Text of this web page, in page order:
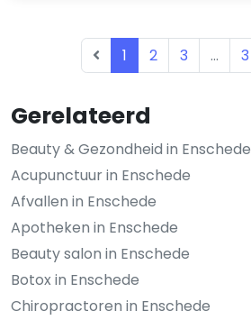
Gerelateerd
Beauty & Gezondheid in Enschede
Acupunctuur in Enschede
Afvallen in Enschede
Apotheken in Enschede
Beauty salon in Enschede
Botox in Enschede
Chiropractoren in Enschede
1 2 3 ... 3